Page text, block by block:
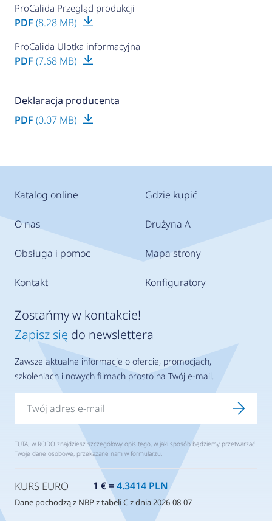
ProCalida Przegląd produkcji
PDF (8.28 MB)
ProCalida Ulotka informacyjna
PDF (7.68 MB)
Deklaracja producenta
PDF (0.07 MB)
Katalog online
O nas
Obsługa i pomoc
Kontakt
Gdzie kupić
Drużyna A
Mapa strony
Konfiguratory
Zostańmy w kontakcie!
Zapisz się do newslettera
Zawsze aktualne informacje o ofercie, promocjach,
szkoleniach i nowych filmach prosto na Twój e-mail.
TUTAJ w RODO znajdziesz szczegółowy opis tego, w jaki sposób będziemy przetwarzać
Twoje dane osobowe, przekazane nam w formularzu.
KURS EURO 1 € =4.3414 PLN
Dane pochodzą z NBP z tabeli C z dnia 2026-08-07